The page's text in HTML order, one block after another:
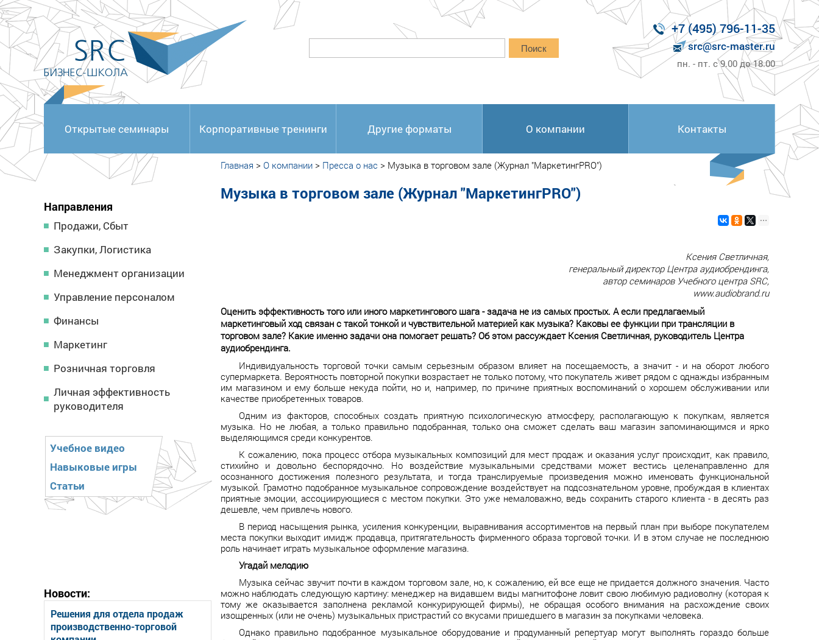
<
Поиск
+7 (495) 796-11-35
src@src-master.ru
пн. - пт. с 9.00 до 18.00
Открытые семинары Корпоративные тренинги Другие форматы О компании Контакты
Направления
Продажи, Сбыт
Закупки, Логистика
Менеджмент организации
Управление персоналом
Финансы
Маркетинг
Розничная торговля
Личная эффективность
руководителя
Учебное видео
Навыковые игры
Статьи
Новости:
Решения для отдела продаж
производственно-торговой
Главная > О компании > Пресса о нас > Музыка в торговом зале (Журнал "МаркетингPRO")
Музыка в торговом зале (Журнал "МаркетингPRO")
Ксения Светличная,
генеральный директор Центра аудиобрендинга,
автор семинаров Учебного центра SRC,
www.audiobrand.ru
Оценить эффективность того или иного маркетингового шага - задача не из самых простых. А если предлагаемый
маркетинговый ход связан с такой тонкой и чувствительной материей как музыка? Каковы ее функции при трансляции в
торговом зале? Какие именно задачи она помогает решать? Об этом рассуждает Ксения Светличная, руководитель Центра
аудиобрендинга.
Индивидуальность торговой точки самым серьезным образом влияет на посещаемость, а значит - и на оборот любого
супермаркета. Вероятность повторной покупки возрастает не только потому, что покупатель живет рядом с однажды избранным
им магазином и ему больше некуда пойти, но и, например, по причине приятных воспоминаний о хорошем обслуживании или
качестве приобретенных товаров.
Одним из факторов, способных создать приятную психологическую атмосферу, располагающую к покупкам, является
музыка. Но не любая, а только правильно подобранная, только она сможет сделать ваш магазин запоминающимся и ярко
выделяющимся среди конкурентов.
К сожалению, пока процесс отбора музыкальных композиций для мест продаж и оказания услуг происходит, как правило,
стихийно и довольно беспорядочно. Но воздействие музыкальными средствами может вестись целенаправленно для
осознанного достижения полезного результата, и тогда транслируемые произведения можно именовать функциональной
музыкой. Грамотно подобранное музыкальное сопровождение воздействует на подсознательном уровне, пробуждая в клиентах
приятные эмоции, ассоциирующиеся с местом покупки. Это уже немаловажно, ведь сохранить старого клиента - в десять раз
дешевле, чем привлечь нового.
В период насыщения рынка, усиления конкуренции, выравнивания ассортиментов на первый план при выборе покупателем
места покупки выходит имидж продавца, притягательность фирменного образа торговой точки. И в этом случае не последнюю
роль начинает играть музыкальное оформление магазина.
Угадай мелодию
Музыка сейчас звучит почти в каждом торговом зале, но, к сожалению, ей все еще не придается должного значения. Часто
можно наблюдать следующую картину: менеджер на видавшем виды магнитофоне ловит свою любимую радиоволну (которая к
тому же оказывается заполнена рекламой конкурирующей фирмы), не обращая особого внимания на расхождение своих
изощренных (или не очень) музыкальных пристрастий со вкусами пришедшего в магазин за покупками человека.
Однако правильно подобранное музыкальное оборудование и продуманный репертуар могут выполнять гораздо больше